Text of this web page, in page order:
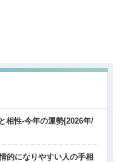
相性-今年の運勢[2026年/
的になりやすい人の手相